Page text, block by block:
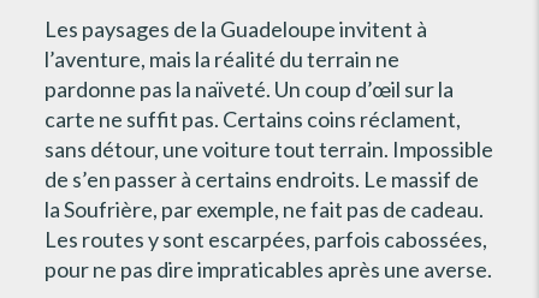
Les paysages de la Guadeloupe invitent à
l’aventure, mais la réalité du terrain ne
pardonne pas la naïveté. Un coup d’œil sur la
carte ne suffit pas. Certains coins réclament,
sans détour, une voiture tout terrain. Impossible
de s’en passer à certains endroits. Le massif de
la Soufrière, par exemple, ne fait pas de cadeau.
Les routes y sont escarpées, parfois cabossées,
pour ne pas dire impraticables après une averse.